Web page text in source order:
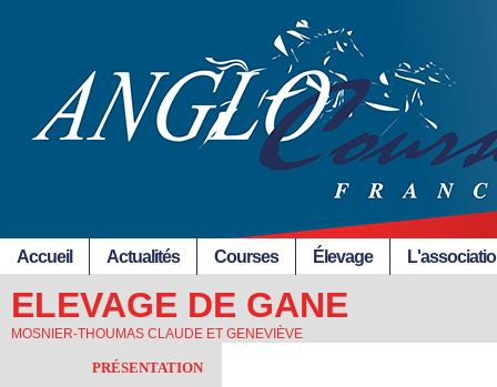
Accueil Actualités Courses Élevage
ELEVAGE DE GANE
MOSNIER-THOUMAS CLAUDE ET GENEVIÈVE
PRÉSENTATION